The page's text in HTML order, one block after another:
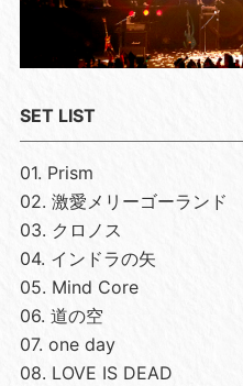
SET LIST
01. Prism
02. 激愛メリーゴーランド
03. クロノス
04. インドラの矢
05. Mind Core
06. 道の空
07. one day
08. LOVE IS DEAD